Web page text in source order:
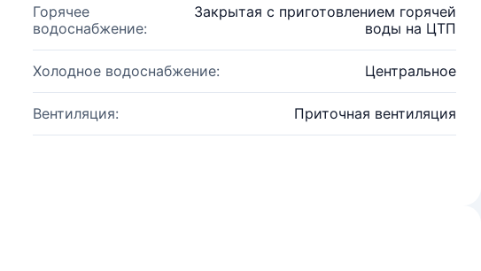
Горячее
водоснабжение:
Закрытая с приготовлением горячей
воды на ЦТП
Холодное водоснабжение: Центральное
Вентиляция: Приточная вентиляция